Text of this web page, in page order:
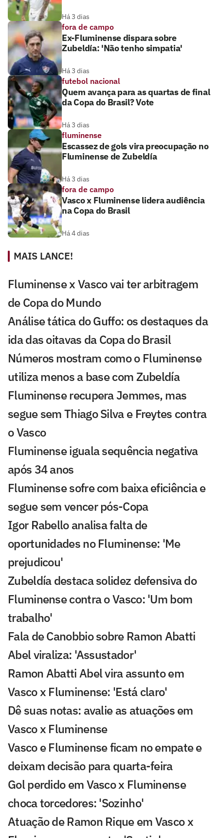
Há 3 dias
fora de campo
Ex-Fluminense dispara sobre
Zubeldía: 'Não tenho simpatia'
Há 3 dias
futebol nacional
Quem avança para as quartas de final
da Copa do Brasil? Vote
Há 3 dias
fluminense
Escassez de gols vira preocupação no
Fluminense de Zubeldía
Há 3 dias
fora de campo
Vasco x Fluminense lidera audiência
na Copa do Brasil
Há 4 dias
MAIS LANCE!
Fluminense x Vasco vai ter arbitragem
de Copa do Mundo
Análise tática do Guffo: os destaques da
ida das oitavas da Copa do Brasil
Números mostram como o Fluminense
utiliza menos a base com Zubeldía
Fluminense recupera Jemmes, mas
segue sem Thiago Silva e Freytes contra
o Vasco
Fluminense iguala sequência negativa
após 34 anos
Fluminense sofre com baixa eficiência e
segue sem vencer pós-Copa
Igor Rabello analisa falta de
oportunidades no Fluminense: 'Me
prejudicou'
Zubeldía destaca solidez defensiva do
Fluminense contra o Vasco: 'Um bom
trabalho'
Fala de Canobbio sobre Ramon Abatti
Abel viraliza: 'Assustador'
Ramon Abatti Abel vira assunto em
Vasco x Fluminense: 'Está claro'
Dê suas notas: avalie as atuações em
Vasco x Fluminense
Vasco e Fluminense ficam no empate e
deixam decisão para quarta-feira
Gol perdido em Vasco x Fluminense
choca torcedores: 'Sozinho'
Atuação de Ramon Rique em Vasco x